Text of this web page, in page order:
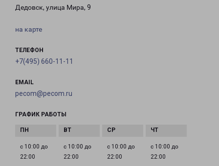
Дедовск, улица Мира, 9
на карте
ТЕЛЕФОН
+7(495) 660-11-11
EMAIL
pecom@pecom.ru
ГРАФИК РАБОТЫ
с 10:00 до
22:00
с 10:00 до
22:00
с 10:00 до
22:00
с 10:00 до
22:00